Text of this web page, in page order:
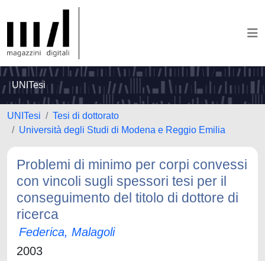
UNITesi
UNITesi
Tesi di dottorato
Università degli Studi di Modena e Reggio Emilia
Problemi di minimo per corpi convessi
con vincoli sugli spessori tesi per il
conseguimento del titolo di dottore di
ricerca
Federica, Malagoli
2003